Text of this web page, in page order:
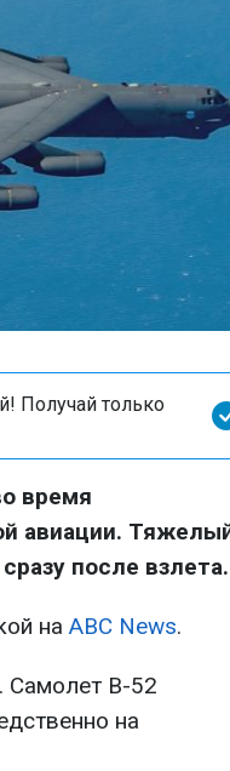
Получай только
время
авиации.
после взлета.
на ABC News.
Самолет B-52
на